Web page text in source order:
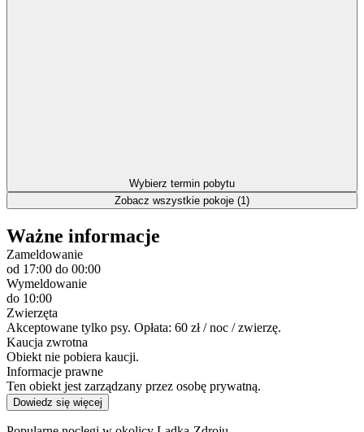
Wybierz termin pobytu
Zobacz wszystkie pokoje (1)
Ważne informacje
Zameldowanie
od 17:00 do 00:00
Wymeldowanie
do 10:00
Zwierzęta
Akceptowane tylko psy. Opłata: 60 zł / noc / zwierzę.
Kaucja zwrotna
Obiekt nie pobiera kaucji.
Informacje prawne
Ten obiekt jest zarządzany przez osobę prywatną.
Dowiedz się więcej